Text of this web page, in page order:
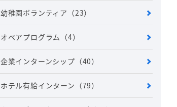
幼稚園ボランティア （23）
オペアプログラム （4）
企業インターンシップ （40）
ホテル有給インターン （79）